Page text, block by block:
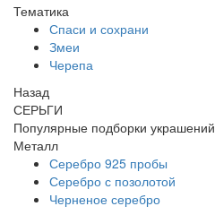
Тематика
Спаси и сохрани
Змеи
Черепа
Назад
СЕРЬГИ
Популярные подборки украшений
Металл
Серебро 925 пробы
Серебро с позолотой
Черненое серебро